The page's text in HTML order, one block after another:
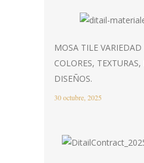
MOSA TILE
COLORES, TEXTURAS,
DISEÑOS.
30 octubre, 2025